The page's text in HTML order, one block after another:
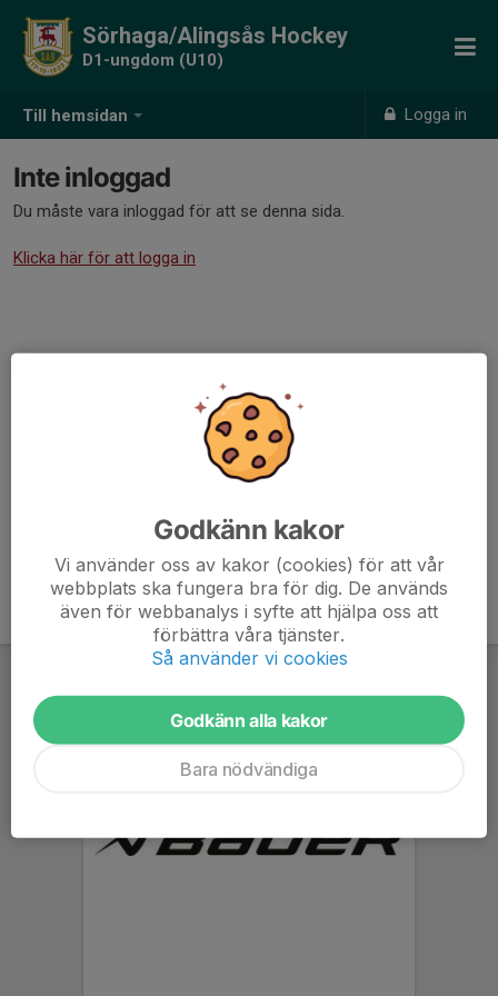
Till hemsidan Logga in
Sörhaga/Alingsås Hockey
D1-ungdom (U10)
Inte inloggad
Du måste vara inloggad för att se denna sida.
Klicka här för att logga in
Godkänn kakor
Vi använder oss av kakor (cookies) för att vår
webbplats ska fungera bra för dig. De används
även för webbanalys i syfte att hjälpa oss att
förbättra våra tjänster.
Så använder vi cookies
Godkänn alla kakor
Bara nödvändiga